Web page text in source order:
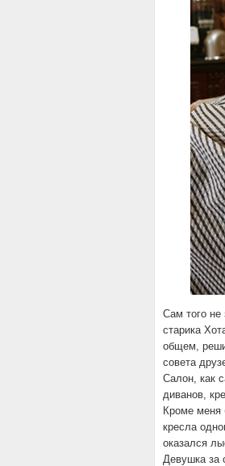
Сам того не
старика
общем,
совета
Салон, как
диванов,
Кроме меня
кресла
оказался
Девушка за